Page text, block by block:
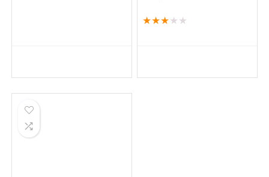
★★★ ★ ★